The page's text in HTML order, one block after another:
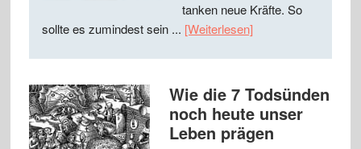
tanken neue Kräfte. So
sollte es zumindest sein ... [Weiterlesen]
Wie die 7 Todsünden
noch heute unser
Leben prägen